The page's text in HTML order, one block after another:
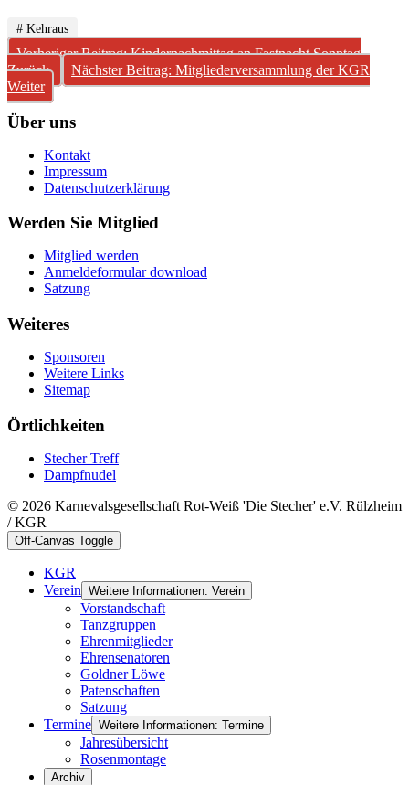
# Kehraus
Vorheriger Beitrag: Kindernachmittag an Fastnacht Sonntag
Zurück
Nächster Beitrag: Mitgliederversammlung der KGR
Weiter
Über uns
Kontakt
Impressum
Datenschutzerklärung
Werden Sie Mitglied
Mitglied werden
Anmeldeformular download
Satzung
Weiteres
Sponsoren
Weitere Links
Sitemap
Örtlichkeiten
Stecher Treff
Dampfnudel
© 2026 Karnevalsgesellschaft Rot-Weiß 'Die Stecher' e.V. Rülzheim
/ KGR
Off-Canvas Toggle
KGR
Verein Weitere Informationen: Verein
Vorstandschaft
Tanzgruppen
Ehrenmitglieder
Ehrensenatoren
Goldner Löwe
Patenschaften
Satzung
Termine Weitere Informationen: Termine
Jahresübersicht
Rosenmontage
Archiv